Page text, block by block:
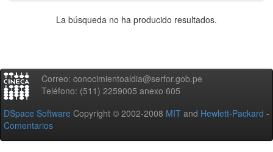
La búsqueda no ha producido resultados.
Correo: conocimientoaldia@serfor.gob.pe
Teléfono: (511) 2259005 anexo 605
DSpace Software Copyright © 2002-2008 MIT and Hewlett-Packard -
Comentarios